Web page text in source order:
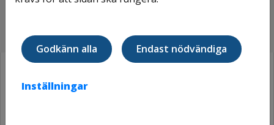
INTRESSENTER
Godkänn alla Endast nödvändiga
Inställningar